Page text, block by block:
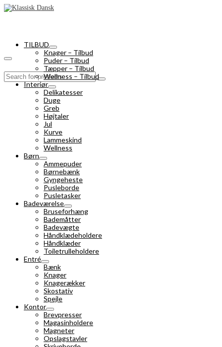
Search
for:
TILBUD
Knager – Tilbud
Puder – Tilbud
Tæpper – Tilbud
Wellness – Tilbud
Interiør
Delikatesser
Duge
Greb
Højtaler
Jul
Kurve
Lammeskind
Wellness
Børn
Ammepuder
Børnebænk
Gyngeheste
Pusleborde
Pusletasker
Badeværelse
Bruseforhæng
Bademåtter
Badevægte
Håndklædeholdere
Håndklæder
Toiletrulleholdere
Entré
Bænk
Knager
Knagerækker
Skostativ
Spejle
Kontor
Brevpresser
Magasinholdere
Magneter
Opslagstavler